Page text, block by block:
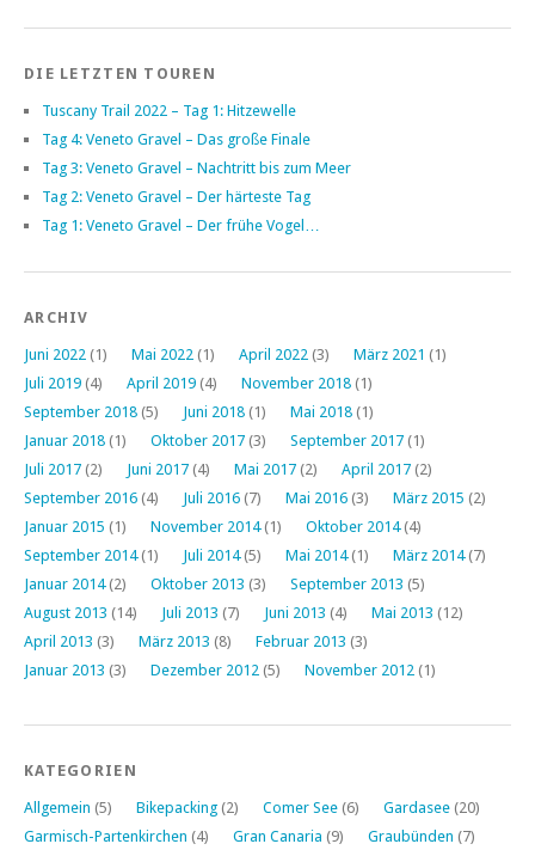
DIE LETZTEN TOUREN
Tuscany Trail 2022 – Tag 1: Hitzewelle
Tag 4: Veneto Gravel – Das große Finale
Tag 3: Veneto Gravel – Nachtritt bis zum Meer
Tag 2: Veneto Gravel – Der härteste Tag
Tag 1: Veneto Gravel – Der frühe Vogel…
ARCHIV
Juni 2022 (1) Mai 2022 (1) April 2022 (3) März 2021 (1)
Juli 2019 (4) April 2019 (4) November 2018 (1)
September 2018 (5) Juni 2018 (1) Mai 2018 (1)
Januar 2018 (1) Oktober 2017 (3) September 2017 (1)
Juli 2017 (2) Juni 2017 (4) Mai 2017 (2) April 2017 (2)
September 2016 (4) Juli 2016 (7) Mai 2016 (3) März 2015 (2)
Januar 2015 (1) November 2014(1) Oktober 2014(4)
September 2014(1) Juli 2014(5) Mai 2014(1) März 2014(7)
Januar 2014(2) Oktober 2013 (3) September 2013 (5)
August 2013 (14) Juli 2013 (7) Juni 2013 (4) Mai 2013 (12)
April 2013 (3) März 2013 (8) Februar 2013 (3)
Januar 2013 (3) Dezember 2012 (5) November 2012 (1)
KATEGORIEN
Allgemein (5) Bikepacking (2) Comer See (6) Gardasee (20)
Garmisch-Partenkirchen (4) Gran Canaria (9) Graubünden (7)